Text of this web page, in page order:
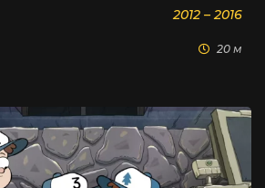
2012 – 2016
20 м